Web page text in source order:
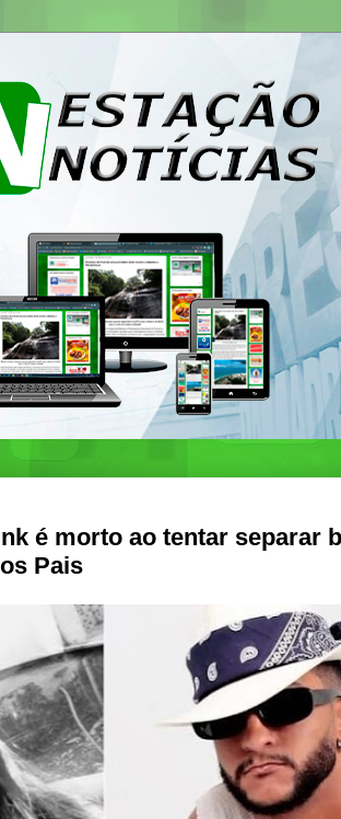
é morto ao tentar separar
Pais